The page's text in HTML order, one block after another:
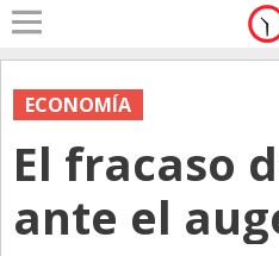
Home
A Motor
Alerta
Anticipo
Campo
ECONOMÍA
El fracaso
ante el